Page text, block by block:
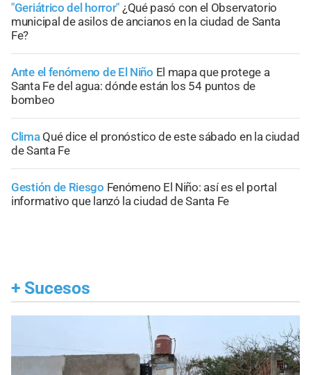
"Geriátrico del horror" ¿Qué pasó con el Observatorio
municipal de asilos de ancianos en la ciudad de Santa
Fe?
Ante el fenómeno de El Niño El mapa que protege a
Santa Fe del agua: dónde están los 54 puntos de
bombeo
Clima Qué dice el pronóstico de este sábado en la ciudad
de Santa Fe
Gestión de Riesgo Fenómeno El Niño: así es el portal
informativo que lanzó la ciudad de Santa Fe
+ Sucesos